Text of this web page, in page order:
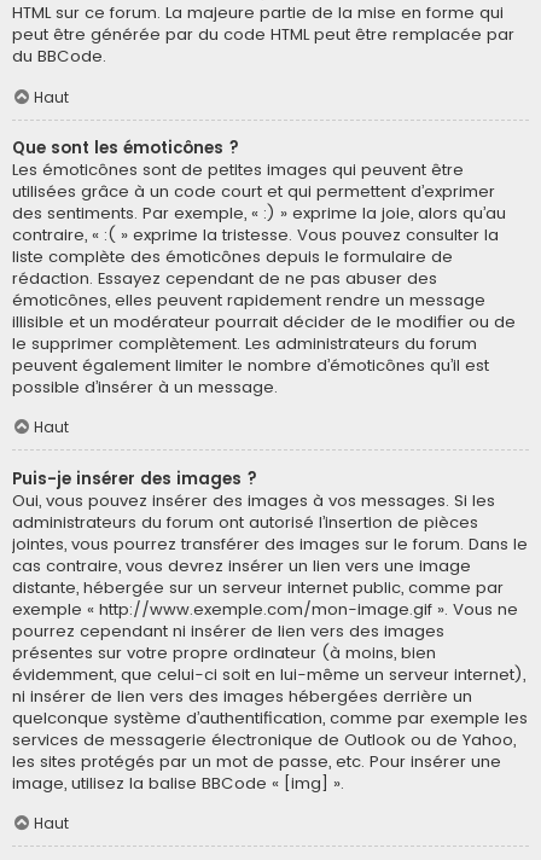
HTML sur ce forum. La majeure partie de la mise en forme qui
peut être générée par du code HTML peut être remplacée par
du BBCode.
Haut
Que sont les émoticônes ?
Les émoticônes sont de petites images qui peuvent être
utilisées grâce à un code court et qui permettent d’exprimer
des sentiments. Par exemple, « :) » exprime la joie, alors qu’au
contraire, « :( » exprime la tristesse. Vous pouvez consulter la
liste complète des émoticônes depuis le formulaire de
rédaction. Essayez cependant de ne pas abuser des
émoticônes, elles peuvent rapidement rendre un message
illisible et un modérateur pourrait décider de le modifier ou de
le supprimer complètement. Les administrateurs du forum
peuvent également limiter le nombre d’émoticônes qu’il est
possible d’insérer à un message.
Haut
Puis-je insérer des images ?
Oui, vous pouvez insérer des images à vos messages. Si les
administrateurs du forum ont autorisé l’insertion de pièces
jointes, vous pourrez transférer des images sur le forum. Dans le
cas contraire, vous devrez insérer un lien vers une image
distante, hébergée sur un serveur internet public, comme par
exemple « http://www.exemple.com/mon-image.gif ». Vous ne
pourrez cependant ni insérer de lien vers des images
présentes sur votre propre ordinateur (à moins, bien
évidemment, que celui-ci soit en lui-même un serveur internet),
ni insérer de lien vers des images hébergées derrière un
quelconque système d’authentification, comme par exemple les
services de messagerie électronique de Outlook ou de Yahoo,
les sites protégés par un mot de passe, etc. Pour insérer une
image, utilisez la balise BBCode « [img] ».
Haut